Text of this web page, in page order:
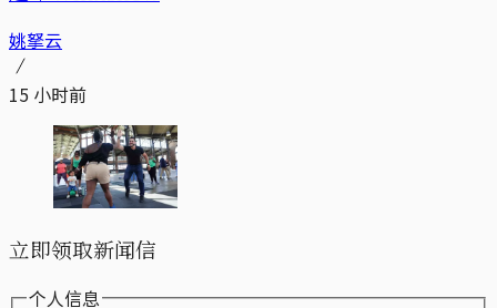
姚拏云
15 小时前
立即领取新闻信
个人信息